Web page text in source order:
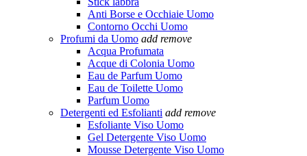
Anti Borse e Occhiaie Uomo
Contorno Occhi Uomo
Profumi da Uomo add remove
Acqua Profumata
Acque di Colonia Uomo
Eau de Parfum Uomo
Eau de Toilette Uomo
Parfum Uomo
Detergenti ed Esfolianti add remove
Esfoliante Viso Uomo
Gel Detergente Viso Uomo
Mousse Detergente Viso Uomo